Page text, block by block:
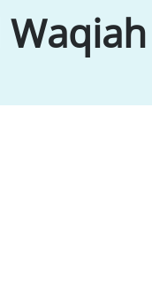
Waqiah